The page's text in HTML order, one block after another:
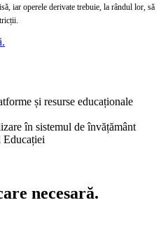
iar operele derivate trebuie, la rândul lor, să
și resurse educaționale
în sistemul de învățământ
necesară.